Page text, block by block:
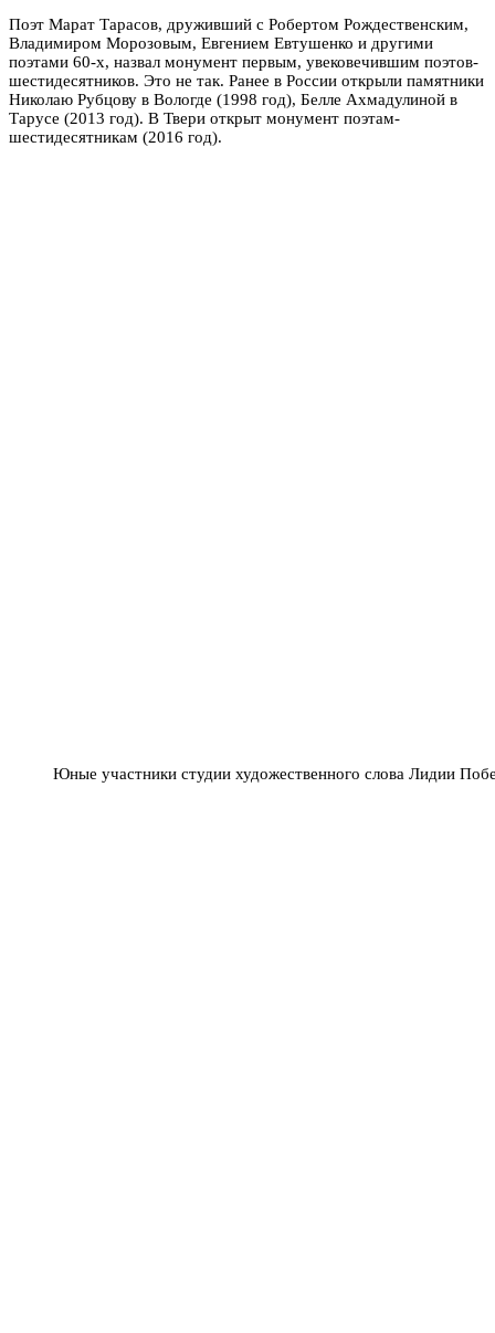
Поэт Марат Тарасов, друживший с Робертом Рождественским,
Владимиром Морозовым, Евгением Евтушенко и другими
поэтами 60-х, назвал монумент первым, увековечившим поэтов-
шестидесятников. Это не так. Ранее в России открыли памятники
Николаю Рубцову в Вологде (1998 год), Белле Ахмадулиной в
Тарусе (2013 год). В Твери открыт монумент поэтам-
шестидесятникам (2016 год).
Юные участники студии художественного слова Лидии